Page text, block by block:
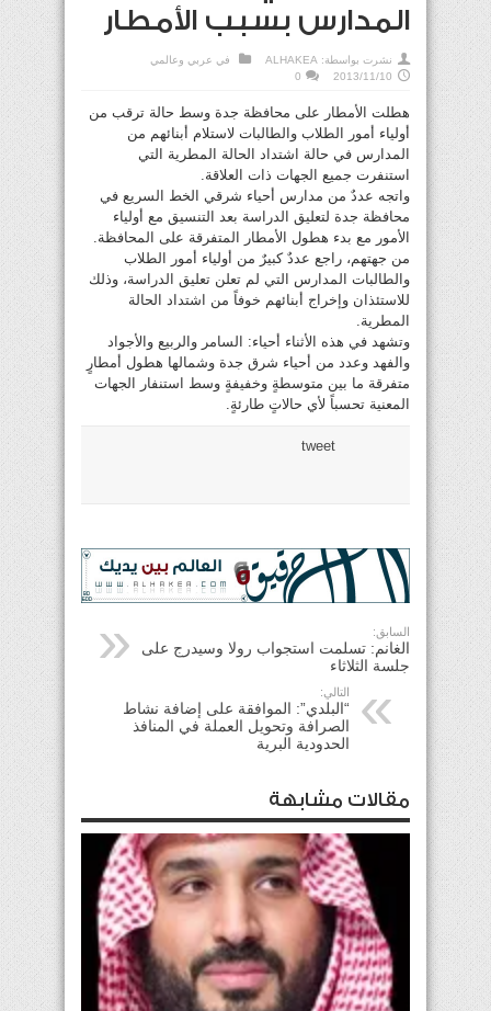
المدارس بسبب الأمطار
نشرت بواسطة: ALHAKEA في عربي وعالمي
2013/11/10
0
هطلت الأمطار على محافظة جدة وسط حالة ترقب من
أولياء أمور الطلاب والطالبات لاستلام أبنائهم من
المدارس في حالة اشتداد الحالة المطرية التي
استنفرت جميع الجهات ذات العلاقة.
واتجه عددٌ من مدارس أحياء شرقي الخط السريع في
محافظة جدة لتعليق الدراسة بعد التنسيق مع أولياء
الأمور مع بدء هطول الأمطار المتفرقة على المحافظة.
من جهتهم، راجع عددٌ كبيرٌ من أولياء أمور الطلاب
والطالبات المدارس التي لم تعلن تعليق الدراسة، وذلك
للاستئذان وإخراج أبنائهم خوفاً من اشتداد الحالة
المطرية.
وتشهد في هذه الأثناء أحياء: السامر والربيع والأجواد
والفهد وعدد من أحياء شرق جدة وشمالها هطول أمطارٍ
متفرقة ما بين متوسطةٍ وخفيفةٍ وسط استنفار الجهات
المعنية تحسباً لأي حالاتٍ طارئةٍ.
tweet
السابق:
الغانم: تسلمت استجواب رولا وسيدرج على
جلسة الثلاثاء
التالي:
“البلدي”: الموافقة على إضافة نشاط
الصرافة وتحويل العملة في المنافذ
الحدودية البرية
مقالات مشابهة